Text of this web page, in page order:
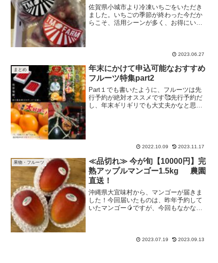
佐賀県小城市より冷凍いちごをいただき
ました。いちごの季節が終わった今だか
らこそ、活用シーンが多く、お得にいた
2023.06.27
まとめ
年末にかけて申込可能なおすすめ
フルーツ特集part2
Part１でも書いたように、フルーツは先
行予約が絶対オススメです🥰先行予約だ
し、年末ギリギリでも大丈夫かなと思う
2022.10.09 2023.11.17
果物・フルーツ
≪品切れ≫ 今が旬【10000円】完
熟アップルマンゴー1.5kg 農園
直送！
沖縄県大宜味村から、マンゴーが届きま
した！今回届いたものは、昨年予約して
いたマンゴー🥭ですが、今回もなかなか
が、あまり外れたことがあり...
2023.07.19 2023.09.13